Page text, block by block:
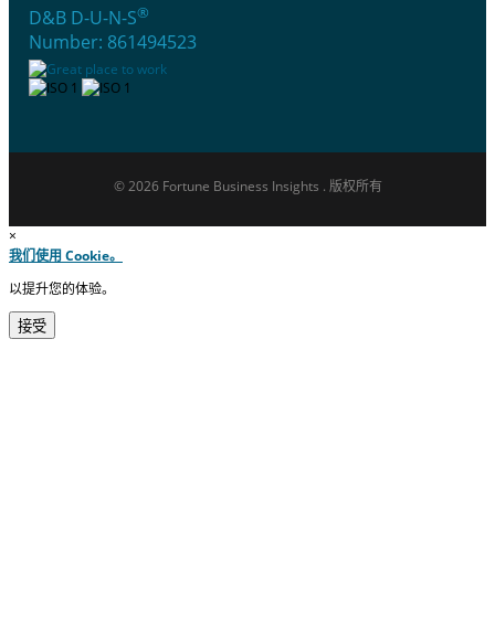
D&B D-U-N-S®
Number: 861494523
© 2026 Fortune Business Insights . 版权所有
×
我们使用 Cookie。
以提升您的体验。
接受